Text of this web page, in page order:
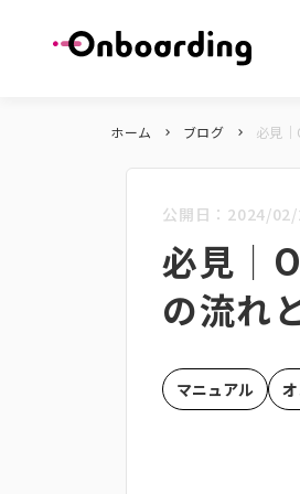
ホーム keyboard_arrow_right ブログ keyboard_arrow_right 必見
公開日： 2024/02/
必見
の流れ
マニュアル